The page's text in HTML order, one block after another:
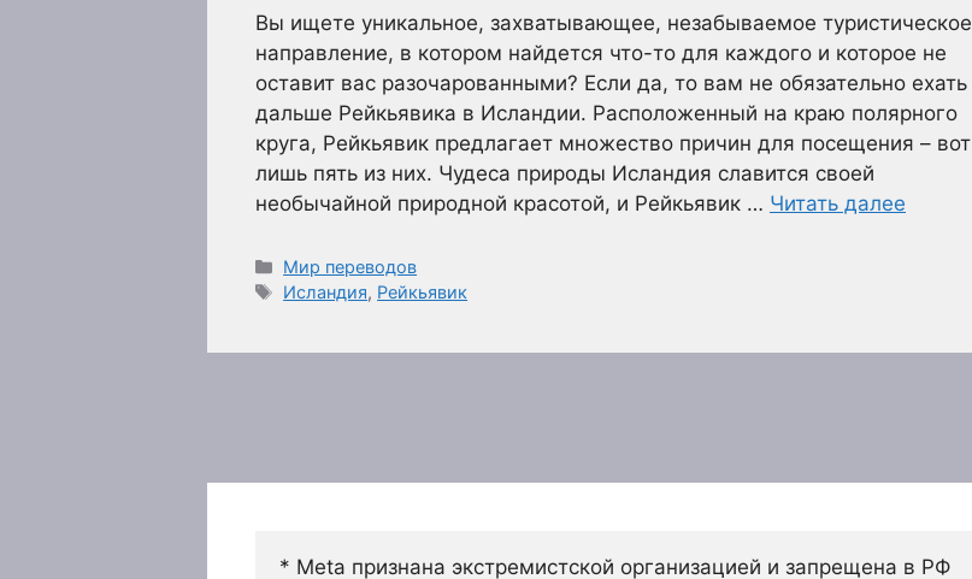
Вы ищете уникальное, захватывающее, незабываемое туристическое
направление, в котором найдется что-то для каждого и которое не
оставит вас разочарованными? Если да, то вам не обязательно ехать
дальше Рейкьявика в Исландии. Расположенный на краю полярного
круга, Рейкьявик предлагает множество причин для посещения – вот
лишь пять из них. Чудеса природы Исландия славится своей
необычайной природной красотой, и Рейкьявик … Читать далее
Рубрики
Мир переводов
Метки
Исландия, Рейкьявик
* Meta признана экстремистской организацией и запрещена в РФ